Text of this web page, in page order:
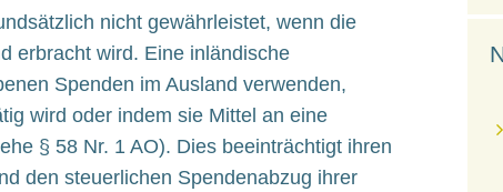
nicht gewährleistet, wenn die
erbracht wird. Eine inländische
Spenden im Ausland verwenden,
wird oder indem sie Mittel an eine
§ 58 Nr. 1 AO). Dies beeinträchtigt ihren
den steuerlichen Spendenabzug ihrer